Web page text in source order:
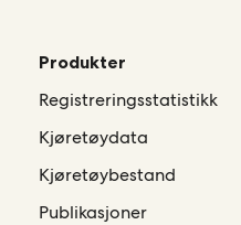
Produkter
Registreringsstatistikk
Kjøretøydata
Kjøretøybestand
Publikasjoner